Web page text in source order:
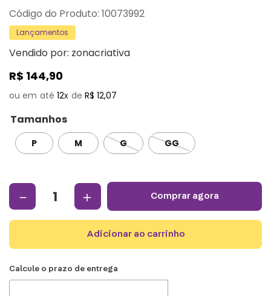
: 10073992
Lançamentos
Vendido por: zonacriativa
R$ 144,90
12 R$ 12,07
Tamanhos
P M G GG
＋
－ comprar agora
adicionar ao carrinho